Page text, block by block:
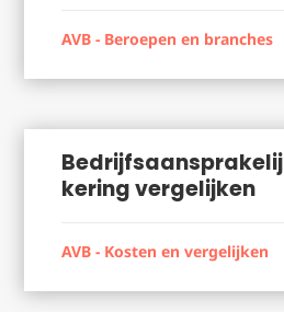
AVB - Beroepen en branches
kering vergelijken
AVB - Kosten en vergelijken